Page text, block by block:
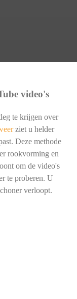
video's
te krijgen over
ziet u helder
Deze methode
rookvorming en
om de video's
te proberen. U
verloopt.